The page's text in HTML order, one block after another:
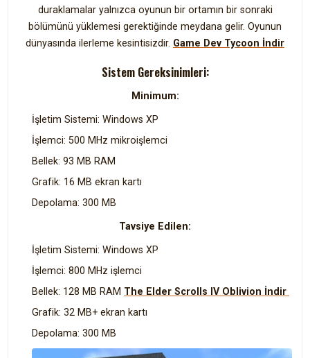
duraklamalar yalnızca oyunun bir ortamın bir sonraki
bölümünü yüklemesi gerektiğinde meydana gelir. Oyunun
dünyasında ilerleme kesintisizdir. Game Dev Tycoon İndir
Sistem Gereksinimleri:
Minimum:
İşletim Sistemi: Windows XP
İşlemci: 500 MHz mikroişlemci
Bellek: 93 MB RAM
Grafik: 16 MB ekran kartı
Depolama: 300 MB
Tavsiye Edilen:
İşletim Sistemi: Windows XP
İşlemci: 800 MHz işlemci
Bellek: 128 MB RAM The Elder Scrolls IV Oblivion İndir
Grafik: 32 MB+ ekran kartı
Depolama: 300 MB